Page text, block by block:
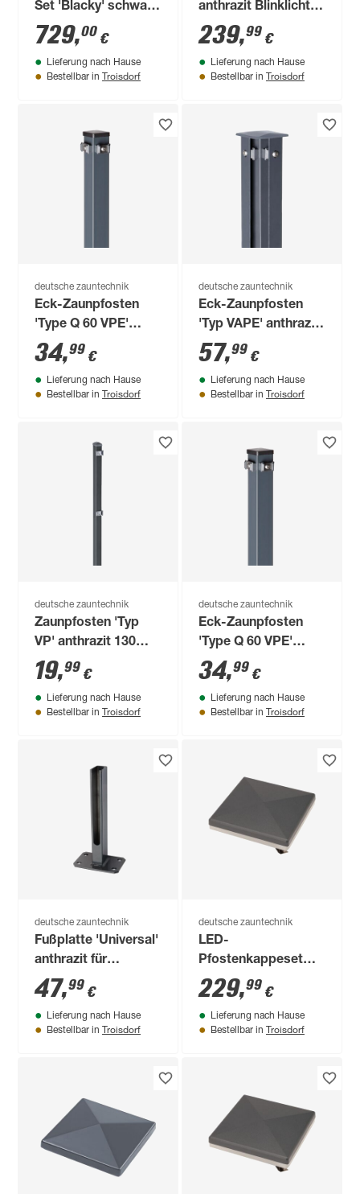
Set 'Blacky' schwarz
2400 x 100 cm
729,00 €
Lieferung nach Hause
Bestellbar in Troisdorf
anthrazit Blinklicht
für Torpfosten 15 x
15 cm
239,99 €
Lieferung nach Hause
Bestellbar in Troisdorf
deutsche zauntechnik
Eck-Zaunpfosten
'Type Q 60 VPE'
anthrazit 130 cm, für
Zaunhöhe bis 83 cm
34,99 €
Lieferung nach Hause
Bestellbar in Troisdorf
deutsche zauntechnik
Eck-Zaunpfosten
'Typ VAPE' anthrazit
170 cm, für
Doppelstabmattenzaun
bis 123 cm Höhe
57,99 €
Lieferung nach Hause
Bestellbar in Troisdorf
deutsche zauntechnik
Zaunpfosten 'Typ
VP' anthrazit 130
cm, für
Zaunelemente bis 83
cm Höhe
19,99 €
Lieferung nach Hause
Bestellbar in Troisdorf
deutsche zauntechnik
Eck-Zaunpfosten
'Type Q 60 VPE'
anthrazit 150 cm, für
Zaunhöhe bis 103
cm
34,99 €
Lieferung nach Hause
Bestellbar in Troisdorf
deutsche zauntechnik
Fußplatte 'Universal'
anthrazit für
Zaunpfosten Typ
U/PM/A/X 60 x 40
mm
47,99 €
Lieferung nach Hause
Bestellbar in Troisdorf
deutsche zauntechnik
LED-
Pfostenkappeset
anthrazit für
Torpfosten 10 x 10
cm 2 Stück
229,99 €
Lieferung nach Hause
Bestellbar in Troisdorf